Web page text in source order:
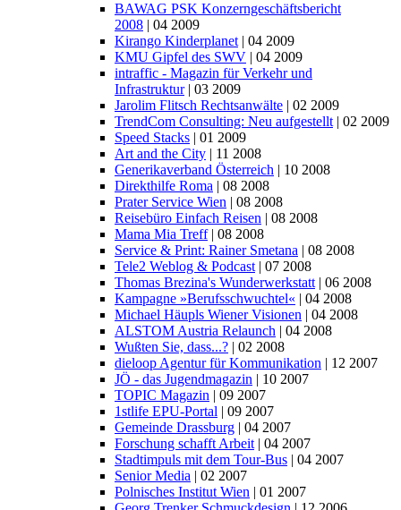
BAWAG PSK Konzerngeschäftsbericht
2008 | 04 2009
Kirango Kinderplanet | 04 2009
KMU Gipfel des SWV | 04 2009
intraffic - Magazin für Verkehr und
Infrastruktur| 03 2009
Jarolim Flitsch Rechtsanwälte | 02 2009
TrendCom Consulting: Neu aufgestellt | 02 2009
Speed Stacks | 01 2009
Art and the City | 11 2008
Generikaverband Österreich | 10 2008
Direkthilfe Roma | 08 2008
Prater Service Wien | 08 2008
Reisebüro Einfach Reisen | 08 2008
Mama Mia Treff| 08 2008
Service & Print: Rainer Smetana | 08 2008
Tele2 Weblog & Podcast | 07 2008
Thomas Brezina's Wunderwerkstatt | 06 2008
Kampagne »Berufsschwuchtel« | 04 2008
Michael Häupls Wiener Visionen | 04 2008
ALSTOM Austria Relaunch | 04 2008
Wußten Sie, dass...? | 02 2008
dieloop Agentur für Kommunikation | 12 2007
JÖ - das Jugendmagazin | 10 2007
TOPIC Magazin | 09 2007
1stlife EPU-Portal | 09 2007
Gemeinde Drassburg | 04 2007
Forschung schafft Arbeit | 04 2007
Stadtimpuls mit dem Tour-Bus | 04 2007
Senior Media | 02 2007
Polnisches Institut Wien | 01 2007